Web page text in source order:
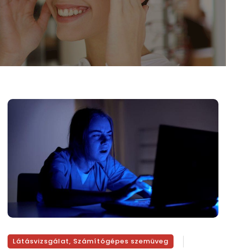
Látásvizsgálat, Számítógépes szemüveg